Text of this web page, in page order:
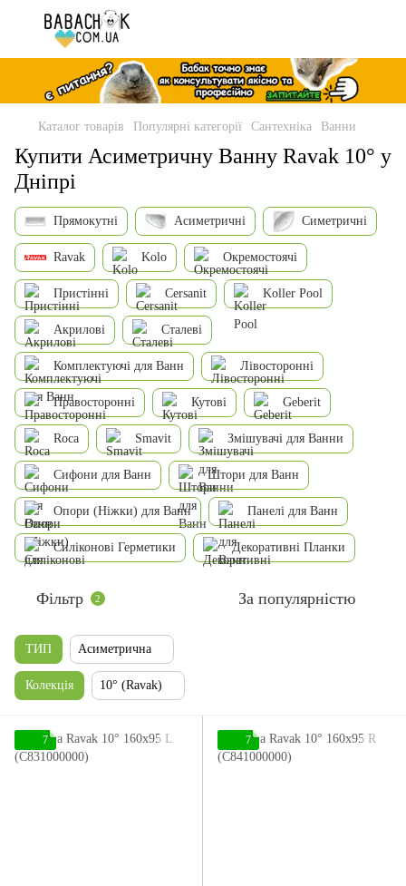
Каталог товарів Популярні категорії Сантехніка Ванни
Купити Асиметричну Ванну Ravak 10° у
Дніпрі
Прямокутні Асиметричні Симетричні
Ravak Kolo Окремостоячі
Пристінні Cersanit Koller Pool
Акрилові Сталеві
Комплектуючі для Ванн Лівосторонні
Правосторонні Кутові Geberit
Roca Smavit Змішувачі для Ванни
Сифони для Ванн Штори для Ванн
Опори (Ніжки) для Ванн Панелі для Ванн
Силіконові Герметики Декоративні Планки
Фільтр 2 За популярністю
ТИП Асиметрична
Колекція 10° (Ravak)
7 7